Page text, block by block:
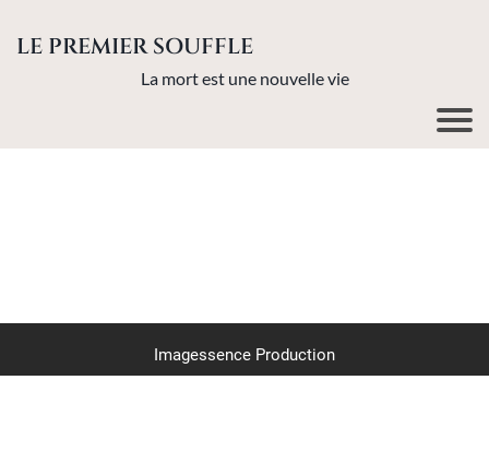
LE PREMIER SOUFFLE
La mort est une nouvelle vie
Imagessence Production